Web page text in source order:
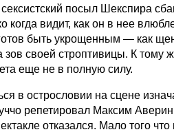
посыл Шекспира
когда видит, как он в нее
быть укрощенным — как
своей строптивицы. К тому
еще не в полную силу.
в острословии на сцене
репетировал Максим
отказался. Мало того